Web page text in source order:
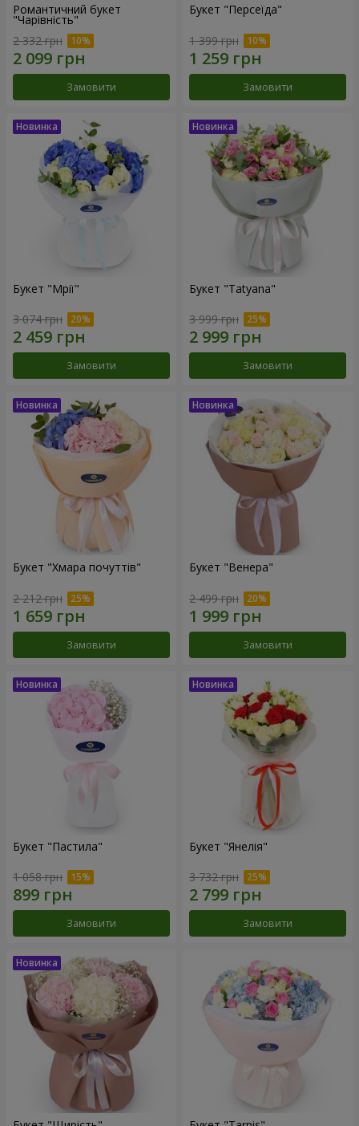
Романтичний букет
"Чарівність"
2 332 грн
Замовити
Букет "Персеїда"
1 399 грн
Замовити
Букет "Мрії"
3 074 грн
Замовити
Букет "Tatyana"
3 999 грн
Замовити
Букет "Хмара почуттів"
2 212 грн
Замовити
Букет "Венера"
2 499 грн
Замовити
Букет "Пастила"
1 058 грн
Замовити
Букет "Янелія"
3 732 грн
Замовити